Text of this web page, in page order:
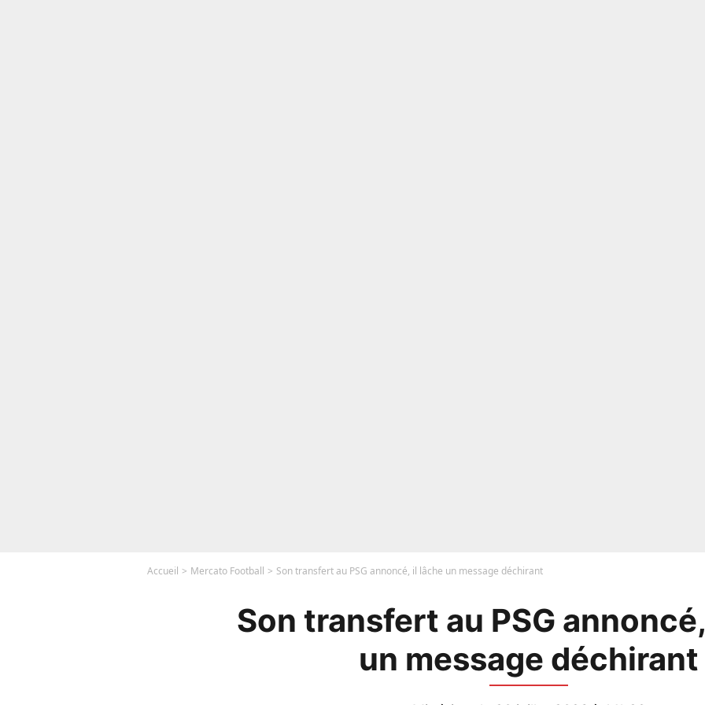
Accueil Mercato Football Son transfert au PSG annoncé, il lâche un message déchirant
Son transfert au PSG
un message déchirant